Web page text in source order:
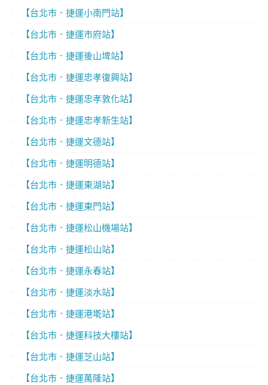
【台北市．捷運小南門站】
【台北市．捷運市府站】
【台北市．捷運後山埤站】
【台北市．捷運忠孝復興站】
【台北市．捷運忠孝敦化站】
【台北市．捷運忠孝新生站】
【台北市．捷運文德站】
【台北市．捷運明德站】
【台北市．捷運東湖站】
【台北市．捷運東門站】
【台北市．捷運松山機場站】
【台北市．捷運松山站】
【台北市．捷運永春站】
【台北市．捷運淡水站】
【台北市．捷運港墘站】
【台北市．捷運科技大樓站】
【台北市．捷運芝山站】
【台北市．捷運萬隆站】